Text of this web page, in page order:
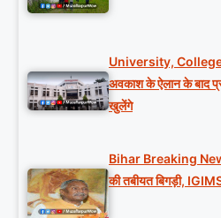
University, College
अवकाश के ऐलान के बाद
खुलेंगे
Bihar Breaking
की तबीयत बिगड़ी, IGIMS